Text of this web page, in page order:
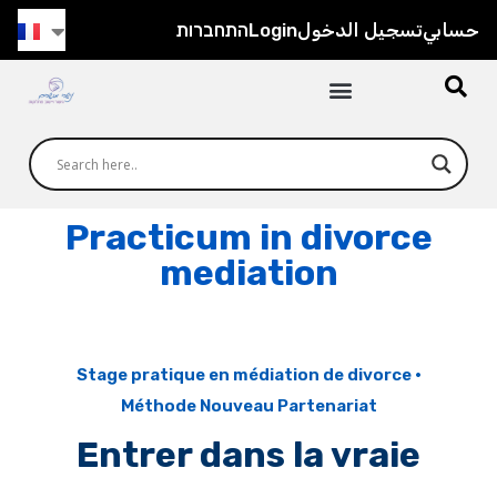
התחברותLoginتسجيل الدخولحسابي
Practicum in divorce
mediation
Stage pratique en médiation de divorce ·
Méthode Nouveau Partenariat
Entrer dans la vraie